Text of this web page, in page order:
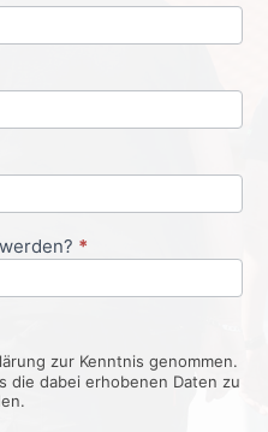
*
zur Kenntnis genommen.
die dabei erhobenen Daten zu